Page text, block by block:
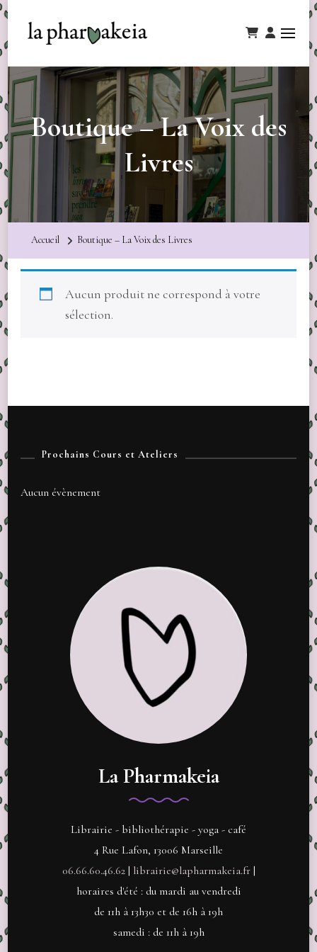
Boutique – La Voix des
Livres
Accueil Boutique – La Voix des Livres
Aucun produit ne correspond à votre
sélection.
Prochains Cours et Ateliers
Aucun évènement
La Pharmakeia
Librairie - bibliothérapie - yoga - café
4 Rue Lafon, 13006 Marseille
06.66.60.46.62| librairie@lapharmakeia.fr|
horaires d'été : du mardi au vendredi
de 11h à 13h30 et de 16h à 19h
samedi : de 11h à 19h